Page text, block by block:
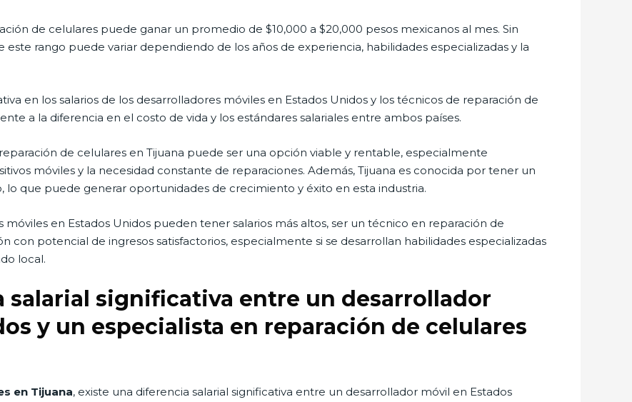
de celulares puede ganar un promedio de $10,000 a $20,000 pesos mexicanos al mes. Sin
rango puede variar dependiendo de los años de experiencia, habilidades especializadas y la
en los salarios de los desarrolladores móviles en Estados Unidos y los técnicos de reparación de
a la diferencia en el costo de vida y los estándares salariales entre ambos países.
de celulares en Tijuana puede ser una opción viable y rentable, especialmente
móviles y la necesidad constante de reparaciones. Además, Tijuana es conocida por tener un
lo que puede generar oportunidades de crecimiento y éxito en esta industria.
en Estados Unidos pueden tener salarios más altos, ser un técnico en reparación de
con potencial de ingresos satisfactorios, especialmente si se desarrollan habilidades especializadas
local.
salarial significativa entre un desarrollador
y un especialista en reparación de celulares
en Tijuana, existe una diferencia salarial significativa entre un desarrollador móvil en Estados